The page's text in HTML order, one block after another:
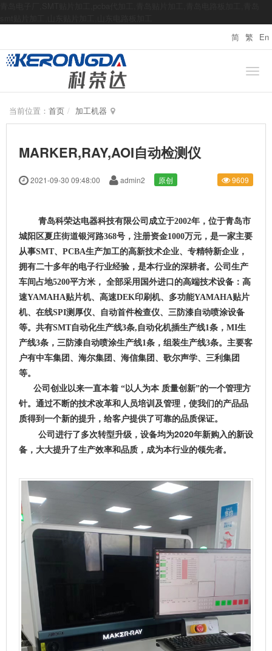
简 繁 En
当前位置： 首页 加工机器
MARKER,RAY,AOI自动检测仪
2021-09-30 09:48:00 admin2 原创 9609
青岛科荣达电器科技有限公司成立于2002年，位于青岛市
城阳区夏庄街道银河路368号，注册资金1000万元，是一家主要
从事SMT、PCBA生产加工的高新技术企业、专精特新企业，
拥有二十多年的电子行业经验，是本行业的深耕者。公司生产
车间占地5200平方米， 全部采用国外进口的高端技术设备：高
速YAMAHA贴片机、高速DEK印刷机、多功能YAMAHA贴片
机、在线SPI测厚仪、自动首件检查仪、三防漆自动喷涂设备
等。共有SMT自动化生产线3条,自动化机插生产线1条，MI生
产线3条，三防漆自动喷涂生产线1条，组装生产线3条。主要客
户有中车集团、海尔集团、海信集团、歌尔声学、三利集团
等。
公司创业以来一直本着 “以人为本 质量创新”的一个管理方
针。通过不断的技术改革和人员培训及管理，使我们的产品品
质得到一个新的提升，给客户提供了可靠的品质保证。
公司进行了多次转型升级，设备均为2020年新购入的新设
备，大大提升了生产效率和品质，成为本行业的领先者。